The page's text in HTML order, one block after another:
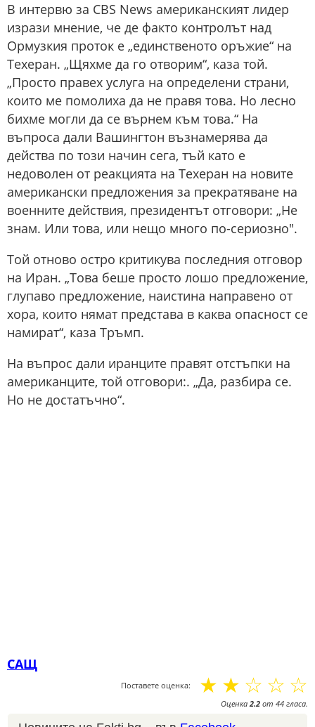
В интервю за CBS News американският лидер
изрази мнение, че де факто контролът над
Ормузкия проток е „единственото оръжие“ на
Техеран. „Щяхме да го отворим“, каза той.
„Просто правех услуга на определени страни,
които ме помолиха да не правя това. Но лесно
бихме могли да се върнем към това.“ На
въпроса дали Вашингтон възнамерява да
действа по този начин сега, тъй като е
недоволен от реакцията на Техеран на новите
американски предложения за прекратяване на
военните действия, президентът отговори: „Не
знам. Или това, или нещо много по-сериозно".
Той отново остро критикува последния отговор
на Иран. „Това беше просто лошо предложение,
глупаво предложение, наистина направено от
хора, които нямат представа в каква опасност се
намират“, каза Тръмп.
На въпрос дали иранците правят отстъпки на
американците, той отговори:. „Да, разбира се.
Но не достатъчно“.
САЩ
Поставете оценка: ☆
☆
☆
☆
☆
Оценка2.2 от 44 гласа.